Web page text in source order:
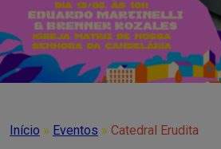
Início » Eventos » Catedral Erudita